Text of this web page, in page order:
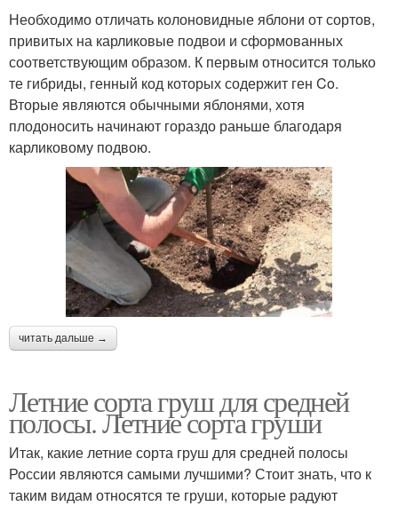
Необходимо отличать колоновидные яблони от сортов,
привитых на карликовые подвои и сформованных
соответствующим образом. К первым относится только
те гибриды, генный код которых содержит ген Co.
Вторые являются обычными яблонями, хотя
плодоносить начинают гораздо раньше благодаря
карликовому подвою.
читать дальше →
Летние сорта груш для средней
полосы. Летние сорта груши
Итак, какие летние сорта груш для средней полосы
России являются самыми лучшими? Стоит знать, что к
таким видам относятся те груши, которые радуют